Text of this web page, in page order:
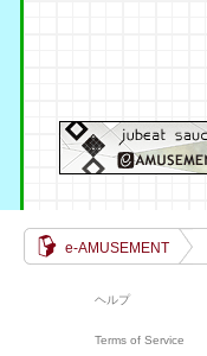
e-AMUSEMENT
ヘルプ
Terms of Service